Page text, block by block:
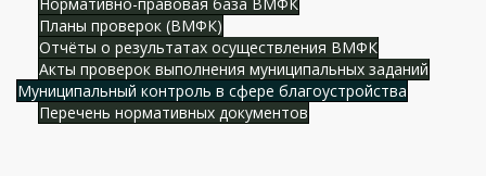
Планы проверок (ВМФК)
Отчёты о результатах осуществления ВМФК
Акты проверок выполнения муниципальных заданий
Муниципальный контроль в сфере благоустройства
Перечень нормативных документов